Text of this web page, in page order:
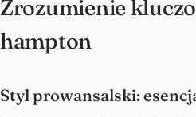
Zrozumienie
hampton
Styl prowansalski: